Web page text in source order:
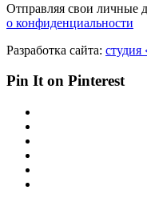
Отправляя свои личные
о конфиденциальности
Разработка сайта: студия
Pin It on Pinterest